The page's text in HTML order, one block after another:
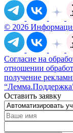
© 2026
Согласие на
отношении
получение
Оставить заявку